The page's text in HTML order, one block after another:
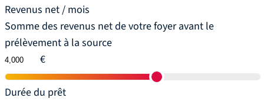
Revenus net / mois
Somme des revenus net de votre foyer avant le
prélèvement à la source
€
Durée du prêt